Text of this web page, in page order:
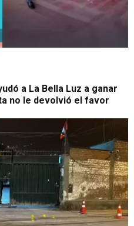
a La Bella Luz a ganar
no le devolvió el favor